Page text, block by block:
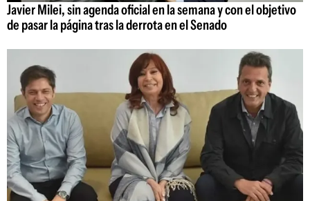
Javier Milei, sin agenda oficial en la semana y con el objetivo
de pasar la página tras la derrota en el Senado